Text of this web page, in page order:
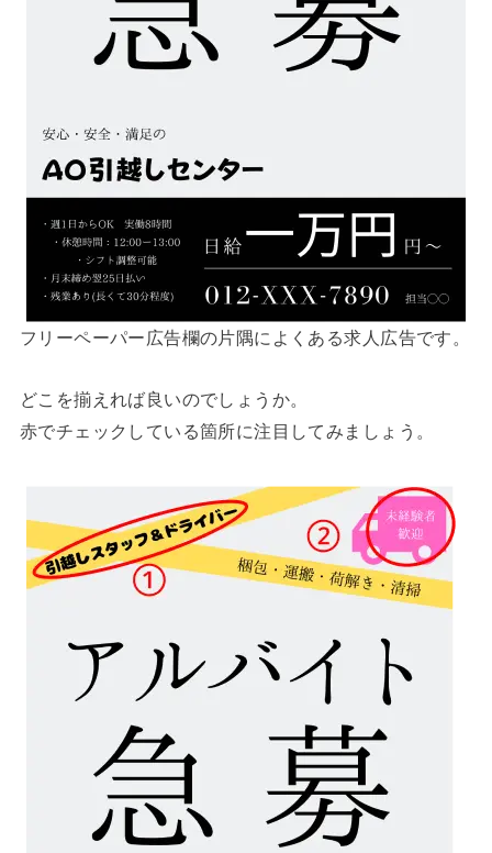
フリーペーパー広告欄の片隅によくある求人広告です。
どこを揃えれば良いのでしょうか。
赤でチェックしている箇所に注目してみましょう。